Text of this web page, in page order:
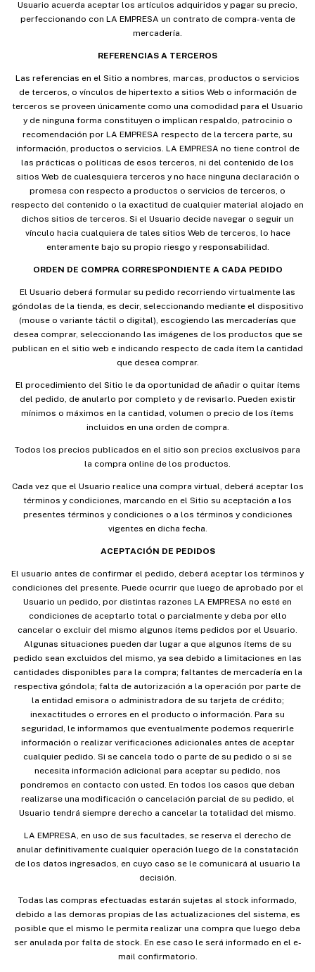
Usuario acuerda aceptar los artículos adquiridos y pagar su precio,
perfeccionando con LA EMPRESA un contrato de compra-venta de
mercadería.
REFERENCIAS A TERCEROS
Las referencias en el Sitio a nombres, marcas, productos o servicios
de terceros, o vínculos de hipertexto a sitios Web o información de
terceros se proveen únicamente como una comodidad para el Usuario
y de ninguna forma constituyen o implican respaldo, patrocinio o
recomendación por LA EMPRESA respecto de la tercera parte, su
información, productos o servicios. LA EMPRESA no tiene control de
las prácticas o políticas de esos terceros, ni del contenido de los
sitios Web de cualesquiera terceros y no hace ninguna declaración o
promesa con respecto a productos o servicios de terceros, o
respecto del contenido o la exactitud de cualquier material alojado en
dichos sitios de terceros. Si el Usuario decide navegar o seguir un
vínculo hacia cualquiera de tales sitios Web de terceros, lo hace
enteramente bajo su propio riesgo y responsabilidad.
ORDEN DE COMPRA CORRESPONDIENTE A CADA PEDIDO
El Usuario deberá formular su pedido recorriendo virtualmente las
góndolas de la tienda, es decir, seleccionando mediante el dispositivo
(mouse o variante táctil o digital), escogiendo las mercaderías que
desea comprar, seleccionando las imágenes de los productos que se
publican en el sitio web e indicando respecto de cada ítem la cantidad
que desea comprar.
El procedimiento del Sitio le da oportunidad de añadir o quitar ítems
del pedido, de anularlo por completo y de revisarlo. Pueden existir
mínimos o máximos en la cantidad, volumen o precio de los ítems
incluidos en una orden de compra.
Todos los precios publicados en el sitio son precios exclusivos para
la compra online de los productos.
Cada vez que el Usuario realice una compra virtual, deberá aceptar los
términos y condiciones, marcando en el Sitio su aceptación a los
presentes términos y condiciones o a los términos y condiciones
vigentes en dicha fecha.
ACEPTACIÓN DE PEDIDOS
El usuario antes de confirmar el pedido, deberá aceptar los términos y
condiciones del presente. Puede ocurrir que luego de aprobado por el
Usuario un pedido, por distintas razones LA EMPRESA no esté en
condiciones de aceptarlo total o parcialmente y deba por ello
cancelar o excluir del mismo algunos ítems pedidos por el Usuario.
Algunas situaciones pueden dar lugar a que algunos ítems de su
pedido sean excluidos del mismo, ya sea debido a limitaciones en las
cantidades disponibles para la compra; faltantes de mercadería en la
respectiva góndola; falta de autorización a la operación por parte de
la entidad emisora o administradora de su tarjeta de crédito;
inexactitudes o errores en el producto o información. Para su
seguridad, le informamos que eventualmente podemos requerirle
información o realizar verificaciones adicionales antes de aceptar
cualquier pedido. Si se cancela todo o parte de su pedido o si se
necesita información adicional para aceptar su pedido, nos
pondremos en contacto con usted. En todos los casos que deban
realizarse una modificación o cancelación parcial de su pedido, el
Usuario tendrá siempre derecho a cancelar la totalidad del mismo.
LA EMPRESA, en uso de sus facultades, se reserva el derecho de
anular definitivamente cualquier operación luego de la constatación
de los datos ingresados, en cuyo caso se le comunicará al usuario la
decisión.
Todas las compras efectuadas estarán sujetas al stock informado,
debido a las demoras propias de las actualizaciones del sistema, es
posible que el mismo le permita realizar una compra que luego deba
ser anulada por falta de stock. En ese caso le será informado en el e-
mail confirmatorio.